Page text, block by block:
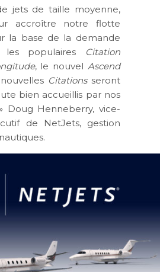
jets de taille moyenne,
accroître notre flotte
la base de la demande
les populaires
Citation
, le nouvel Ascend
Citations seront
bien accueillis par nos
Doug Henneberry, vice-
de NetJets, gestion